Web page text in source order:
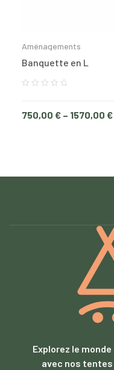
Aménagements
Banquette en L
750,00 € – 1570,00 €
Explorez le
avec nos